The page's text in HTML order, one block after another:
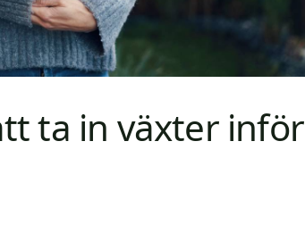
ta in växter inför